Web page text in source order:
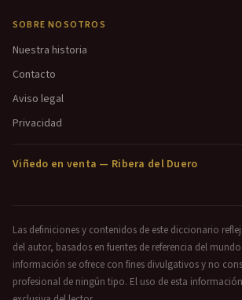
SOBRE NOSOTROS
Nuestra historia
Contacto
Aviso legal
Privacidad
Viñedo en venta — Ribera del Duero
Las definiciones y contenidos de este diccionario
del autor, basados en fuentes de referencia del
información se ofrece con fines divulgativos y no
profesional de ningún tipo. El uso de esta